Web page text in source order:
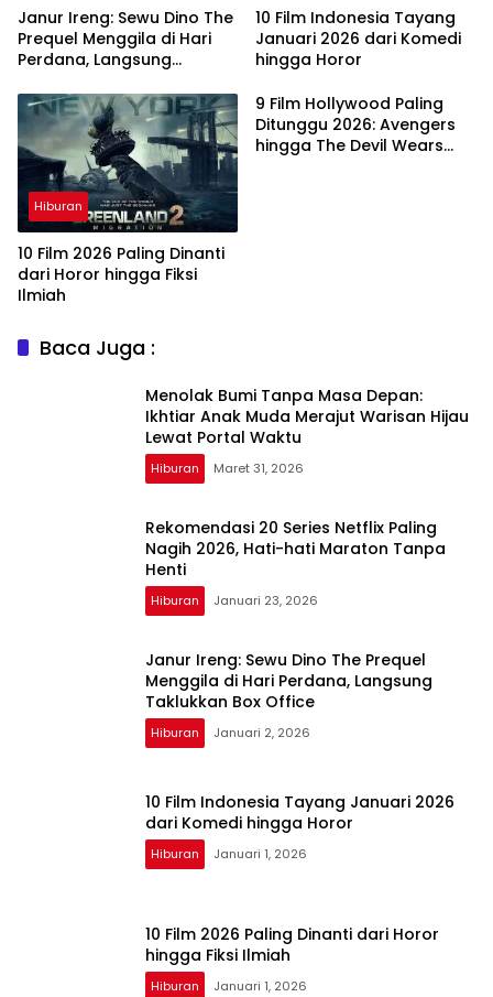
Janur Ireng: Sewu Dino The
Prequel Menggila di Hari
Perdana, Langsung
10 Film Indonesia Tayang
Januari 2026 dari Komedi
hingga Horor
Hiburan
10 Film 2026 Paling Dinanti
dari Horor hingga Fiksi
Ilmiah
9 Film Hollywood Paling
Ditunggu 2026: Avengers
hingga The Devil Wears
Baca Juga :
Menolak Bumi Tanpa Masa Depan:
Ikhtiar Anak Muda Merajut Warisan Hijau
Lewat Portal Waktu
Hiburan Maret 31, 2026
Rekomendasi 20 Series Netflix Paling
Nagih 2026, Hati-hati Maraton Tanpa
Henti
Hiburan Januari 23, 2026
Janur Ireng: Sewu Dino The Prequel
Menggila di Hari Perdana, Langsung
Taklukkan Box Office
Hiburan Januari 2, 2026
10 Film Indonesia Tayang Januari 2026
dari Komedi hingga Horor
Hiburan Januari 1, 2026
10 Film 2026 Paling Dinanti dari Horor
hingga Fiksi Ilmiah
Hiburan Januari 1, 2026